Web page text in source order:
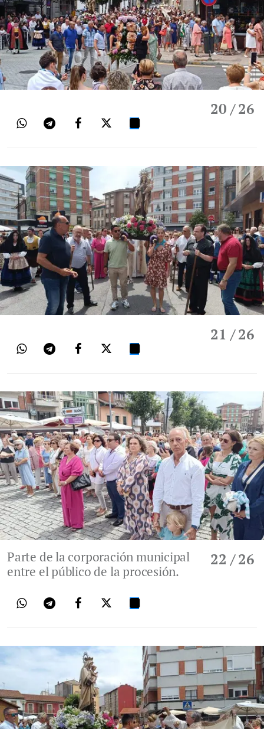
20 / 26
21 / 26
22 / 26
Parte de la corporación municipal
entre el público de la procesión.